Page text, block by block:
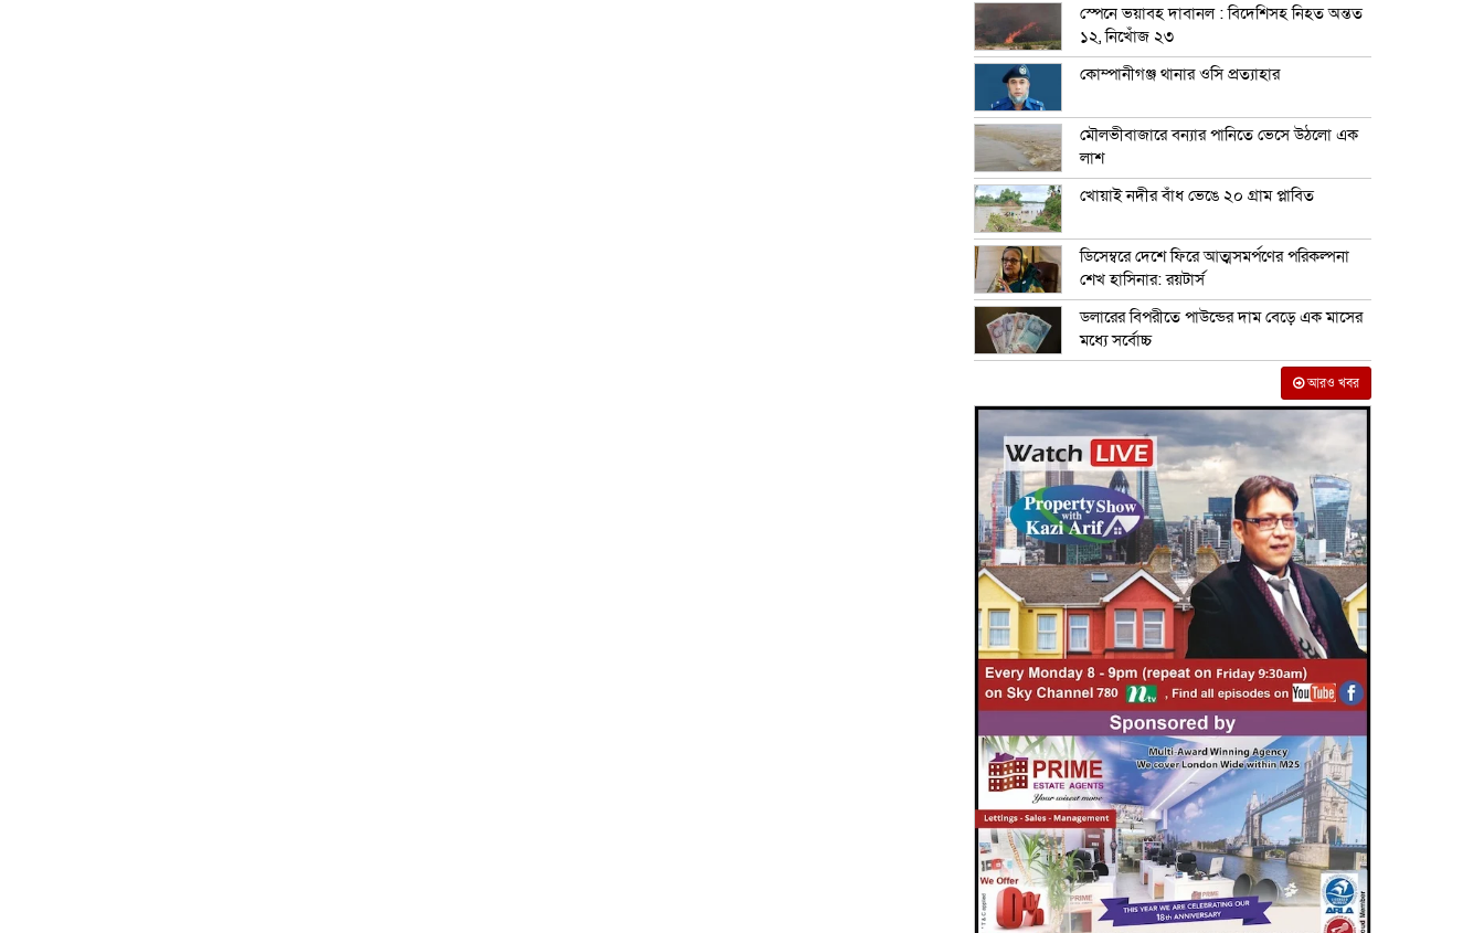
স্পেনে ভয়াবহ দাবানল : বিদেশিসহ নিহত অন্তত
১২, নিখোঁজ ২৩
কোম্পানীগঞ্জ থানার ওসি প্রত্যাহার
মৌলভীবাজারে বন্যার পানিতে ভেসে উঠলো এক
লাশ
খোয়াই নদীর বাঁধ ভেঙে ২০ গ্রাম প্লাবিত
ডিসেম্বরে দেশে ফিরে আত্মসমর্পণের পরিকল্পনা
শেখ হাসিনার: রয়টার্স
ডলারের বিপরীতে পাউন্ডের দাম বেড়ে এক মাসের
মধ্যে সর্বোচ্চ
আরও খবর